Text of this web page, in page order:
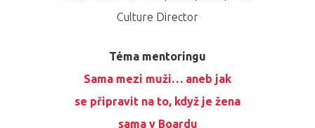
Culture Director
Téma mentoringu
Sama mezi muži… aneb jak
se připravit na to, když je žena
sama v Boardu